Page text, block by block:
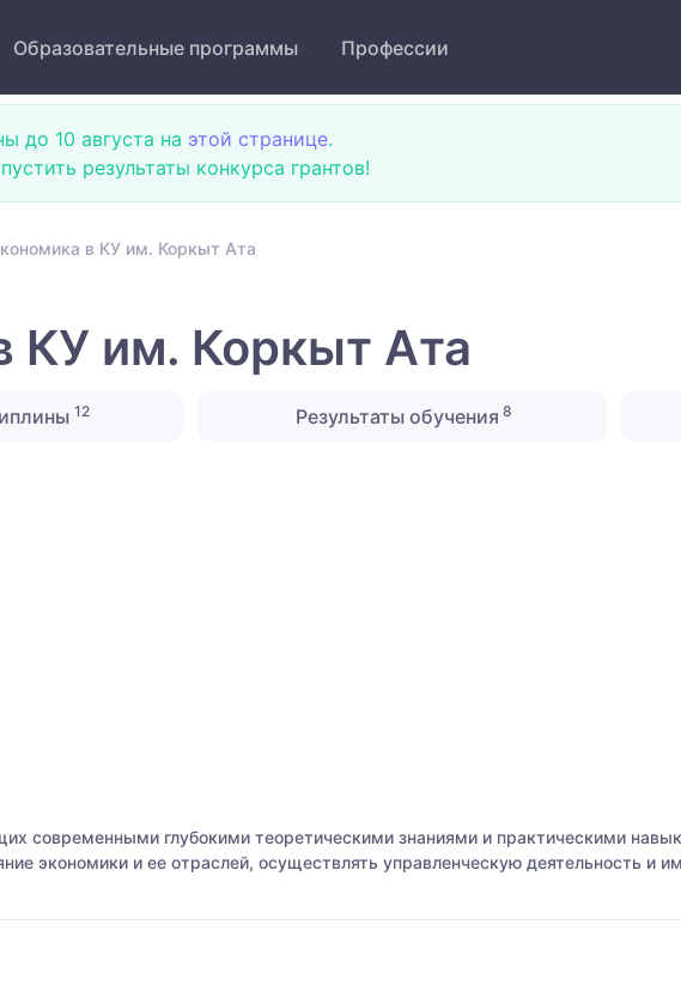
Образовательные программы Профессии
до 10 августа на этой странице.
результаты конкурса грантов!
в КУ им. Коркыт Ата
КУ им. Коркыт Ата
12 Результаты обучения 8
современными глубокими теоретическими знаниями и практическими
экономики и ее отраслей, осуществлять управленческую деятельность и